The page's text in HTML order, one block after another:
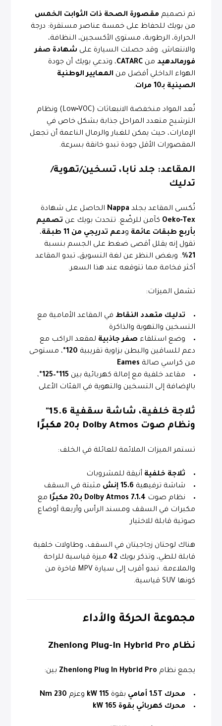
تم تصميم مقصورة الصحة ذات الثوابت الخمس
من بويك للحفاظ على خمسة عناصر مستقرة: درجة
الحرارة، الرطوبة، مستوى الأكسجين، النظافة،
والانتعاش. وقد حصلت السيارة على شهادة صفر
فورمالدهيد منCATARC، وتدعي بويك أن جودة
الهواء الداخلي أفضل من المعايير الوطنية
الصينية بـ10 مرات
.
تُعد المواد منخفضة الانبعاثات (Low‑VOC) ونظام
الترشيح متعدد المراحل جذابة بشكل خاص في
الإمارات، حيث يمكن للغبار والرمال الناعمة أن تجعل
المقصورات الأقل جودة تبدو خانقة بسرعة.
المقاعد: جلد نابا، تسخين/تهوية/
تدليك
تُكسى المقاعد بجلد Nappa الحاصل على شهادة
Oeko‑Tex كآمن للرضّع. تتحدث بويك عن تصميم
بأربع طبقات عائمة ودعم تدريجي من 11 طبقة
،
تقول إنه يقلل أقصى ضغط على الجسم بنسبة
21%
. وبغض النظر عن لغة التسويق، تبدو المقاعد
أكثر فخامة مما تتوقعه عند هذا السعر.
تشمل الميزات:
تدليك متعدد النقاط في المقاعد الأمامية مع
التسخين والتهوية والذاكرة
وضع استلقاء صفر جاذبية لمقعد الراكب مع
دعم للساقين والبطن بزاوية تقريبية 120° ، مستوحى
من كراسي صالة Eames
مقاعد خلفية مع إمالة كهربائية بين 115°–125°
،
بالإضافة إلى التسخين والتهوية في الفئات الأعلى
ثلاجة خلفية، شاشة سقفية 15.6"
ونظام صوت Dolby Atmos بـ20 مكبرًا
تستمر الميزات الملائمة للعائلة في الخلف:
ثلاجة خلفية أنيقة للمشروبات
شاشة ترفيهية 15.6 إنش
مثبتة في السقف
نظام صوت Dolby Atmos 7.1.4 بـ20 مكبرًا
مع
مكبرات في السقف ومسند الرأس وأربعة أوضاع
صوتية قابلة للاختيار
هناك لوحتان زجاجيتان في السقف، وطاولات خلفية
قابلة للطي، وتذكر بويك 42 ميزة قياسية للراحة
والملاءمة. تبدو أقرب إلى سيارة MPV فاخرة من
كونها SUV قياسية.
مجموعة الحركة والأداء
نظام Zhenlong Plug-In Hybrid Pro
يجمع نظام Zhenlong Plug In Hybrid Pro بين:
محرك 1.5T أمامي بقوة 115 kW وعزم 230 Nm
محرك كهربائي بقوة 165 kW